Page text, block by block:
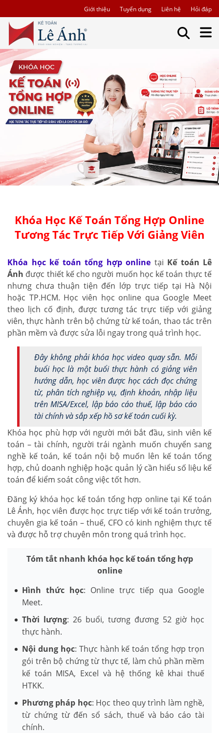
Giới thiệu Tuyển dụng Liên hệ Hỏi đáp
Khóa Học Kế Toán Tổng Hợp Online
Tương Tác Trực Tiếp Với Giảng Viên
Khóa học kế toán tổng hợp online tại Kế toán Lê
Ánh được thiết kế cho người muốn học kế toán thực tế
nhưng chưa thuận tiện đến lớp trực tiếp tại Hà Nội
hoặc TP.HCM. Học viên học online qua Google Meet
theo lịch cố định, được tương tác trực tiếp với giảng
viên, thực hành trên bộ chứng từ kế toán, thao tác trên
phần mềm và được sửa lỗi ngay trong quá trình học.
Đây không phải khóa học video quay sẵn. Mỗi
buổi học là một buổi thực hành có giảng viên
hướng dẫn, học viên được học cách đọc chứng
từ, phân tích nghiệp vụ, định khoản, nhập liệu
trên MISA/Excel, lập báo cáo thuế, lập báo cáo
tài chính và sắp xếp hồ sơ kế toán cuối kỳ.
Khóa học phù hợp với người mới bắt đầu, sinh viên kế
toán – tài chính, người trái ngành muốn chuyển sang
nghề kế toán, kế toán nội bộ muốn lên kế toán tổng
hợp, chủ doanh nghiệp hoặc quản lý cần hiểu số liệu kế
toán để kiểm soát công việc tốt hơn.
Đăng ký khóa học kế toán tổng hợp online tại Kế toán
Lê Ánh, học viên được học trực tiếp với kế toán trưởng,
chuyên gia kế toán – thuế, CFO có kinh nghiệm thực tế
và được hỗ trợ chuyên môn trong quá trình học.
Tóm tắt nhanh khóa học kế toán tổng hợp
online
Hình thức học: Online trực tiếp qua Google
Meet.
Thời lượng: 26 buổi, tương đương 52 giờ học
thực hành.
Nội dung học: Thực hành kế toán tổng hợp trọn
gói trên bộ chứng từ thực tế, làm chủ phần mềm
kế toán MISA, Excel và hệ thống kê khai thuế
HTKK.
Phương pháp học: Học theo quy trình làm nghề,
từ chứng từ đến sổ sách, thuế và báo cáo tài
chính.